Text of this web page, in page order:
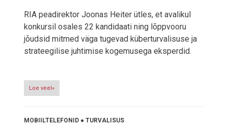
RIA peadirektor Joonas Heiter ütles, et avalikul
konkursil osales 22 kandidaati ning lõppvooru
jõudsid mitmed väga tugevad küberturvalisuse ja
strateegilise juhtimise kogemusega eksperdid.
Loe veel»
MOBIILTELEFONID ● TURVALISUS